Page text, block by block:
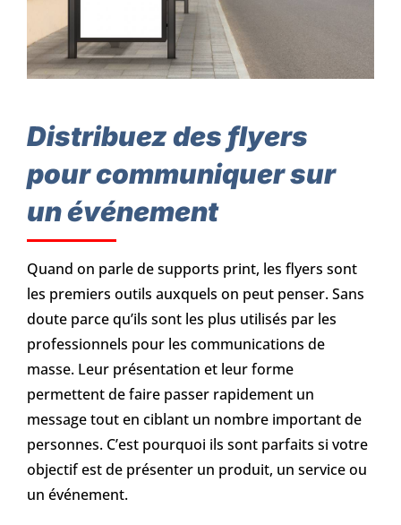
Distribuez des flyers
pour communiquer sur
un événement
Quand on parle de supports print, les flyers sont
les premiers outils auxquels on peut penser. Sans
doute parce qu’ils sont les plus utilisés par les
professionnels pour les communications de
masse. Leur présentation et leur forme
permettent de faire passer rapidement un
message tout en ciblant un nombre important de
personnes. C’est pourquoi ils sont parfaits si votre
objectif est de présenter un produit, un service ou
un événement.